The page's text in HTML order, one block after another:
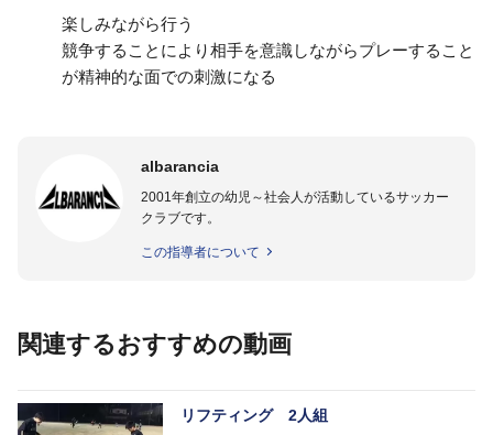
楽しみながら行う
競争することにより相手を意識しながらプレーすること
が精神的な面での刺激になる
albarancia
2001年創立の幼児～社会人が活動しているサッカー
クラブです。
この指導者について
関連するおすすめの動画
リフティング 2人組